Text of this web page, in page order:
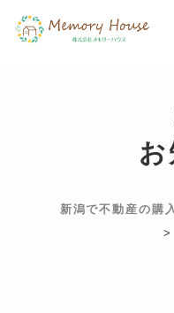
新潟で不動産の購
>